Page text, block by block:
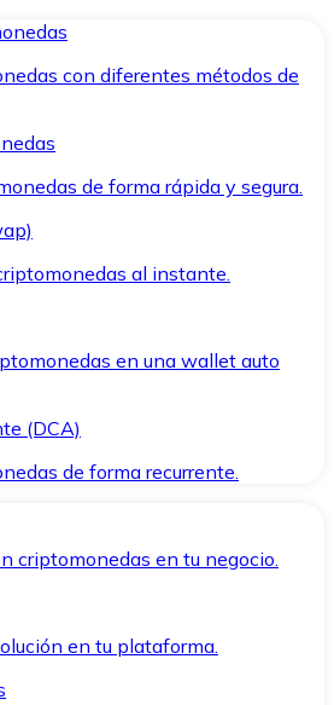
con diferentes métodos de
de forma rápida y segura.
al instante.
en una wallet auto
(DCA)
de forma recurrente.
criptomonedas en tu negocio.
en tu plataforma.